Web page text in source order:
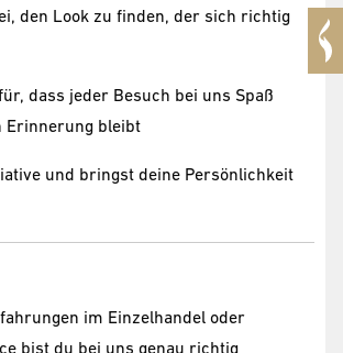
den Look zu finden, der sich richtig
dass jeder Besuch bei uns Spaß
Erinnerung bleibt
und bringst deine Persönlichkeit
im Einzelhandel oder
bist du bei uns genau richtig